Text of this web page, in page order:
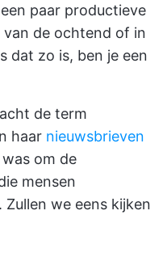
paar productieve
van de ochtend of in
dat zo is, ben je een
de term
haar nieuwsbrieven
om de
mensen
we eens kijken